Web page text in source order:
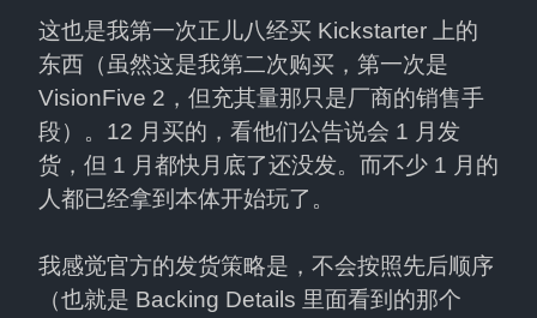
这也是我第一次正儿八经买 Kickstarter 上的
东西（虽然这是我第二次购买，第一次是
VisionFive 2，但充其量那只是厂商的销售手
段）。12 月买的，看他们公告说会 1 月发
货，但 1 月都快月底了还没发。而不少 1 月的
人都已经拿到本体开始玩了。
我感觉官方的发货策略是，不会按照先后顺序
（也就是 Backing Details 里面看到的那个